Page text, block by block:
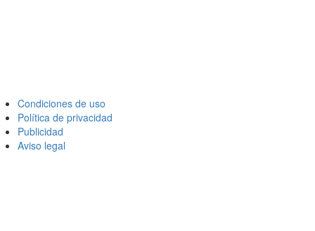
Condiciones de uso
Política de privacidad
Publicidad
Aviso legal